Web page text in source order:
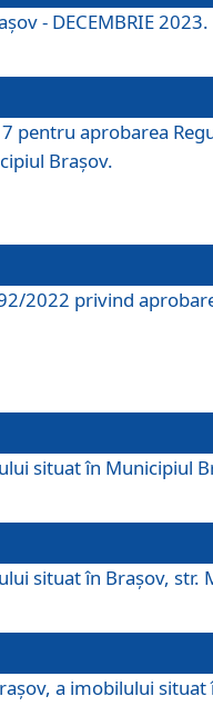
- DECEMBRIE 2023.
pentru aprobarea
Braşov.
2022 privind
situat în Municipiul
situat în Brașov, str.
a imobilului situat